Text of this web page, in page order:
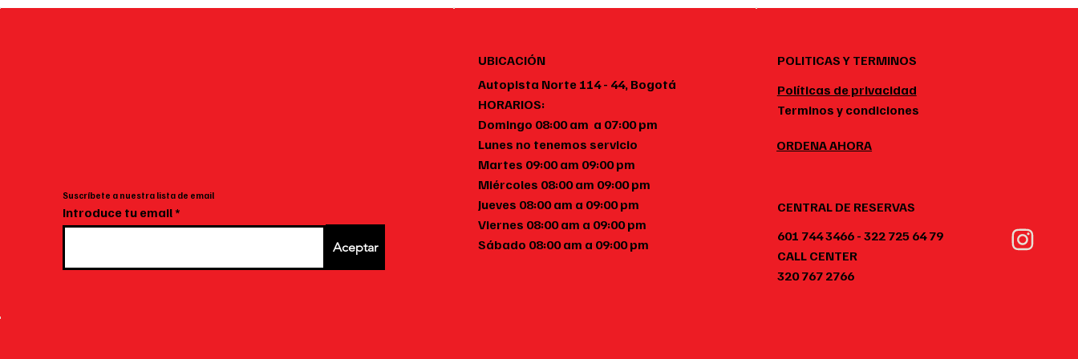
sabores y momentos para recordar
ahora puedes pedir a domicilio en
Gourmand 🍕🍣✨
Suscríbete a nuestra lista de email
Introduce tu email
Aceptar
UBICACIÓN
Autopista Norte 114 - 44, Bogotá
HORARIOS:
Domingo 08:00 am a 07:00 pm
Lunes no tenemos servicio
Martes 09:00 am 09:00 pm
Miércoles 08:00 am 09:00 pm
Jueves 08:00 am a 09:00 pm
Viernes 08:00 am a 09:00 pm
Sábado 08:00 am a 09:00 pm
POLITICAS Y TERMINOS
Políticas de privacidad
Terminos y condiciones
ORDENA AHORA
CENTRAL DE RESERVAS
601 744 3466 - 322 725 64 79
CALL CENTER
320 767 2766